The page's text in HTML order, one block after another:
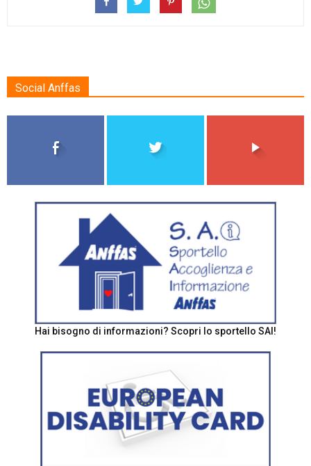
Social Anffas
Hai bisogno di informazioni? Scopri lo sportello SAI!